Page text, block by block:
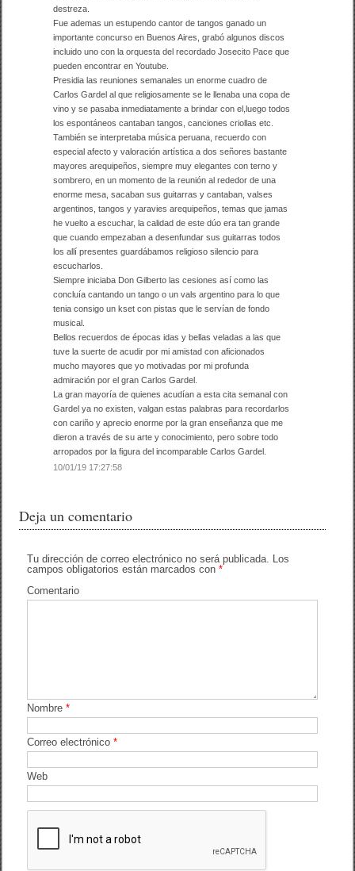
destreza.
Fue ademas un estupendo cantor de tangos ganado un
importante concurso en Buenos Aires, grabó algunos discos
incluido uno con la orquesta del recordado Josecito Pace que
pueden encontrar en Youtube.
Presidia las reuniones semanales un enorme cuadro de
Carlos Gardel al que religiosamente se le llenaba una copa de
vino y se pasaba inmediatamente a brindar con el,luego todos
los espontáneos cantaban tangos, canciones criollas etc.
También se interpretaba música peruana, recuerdo con
especial afecto y valoración artística a dos señores bastante
mayores arequipeños, siempre muy elegantes con terno y
sombrero, en un momento de la reunión al rededor de una
enorme mesa, sacaban sus guitarras y cantaban, valses
argentinos, tangos y yaravies arequipeños, temas que jamas
he vuelto a escuchar, la calidad de este dúo era tan grande
que cuando empezaban a desenfundar sus guitarras todos
los allí presentes guardábamos religioso silencio para
escucharlos.
Siempre iniciaba Don Gilberto las cesiones así como las
concluía cantando un tango o un vals argentino para lo que
tenia consigo un kset con pistas que le servían de fondo
musical.
Bellos recuerdos de épocas idas y bellas veladas a las que
tuve la suerte de acudir por mi amistad con aficionados
mucho mayores que yo motivadas por mi profunda
admiración por el gran Carlos Gardel.
La gran mayoría de quienes acudían a esta cita semanal con
Gardel ya no existen, valgan estas palabras para recordarlos
con cariño y aprecio enorme por la gran enseñanza que me
dieron a través de su arte y conocimiento, pero sobre todo
arropados por la figura del incomparable Carlos Gardel.
10/01/19 17:27:58
Deja un comentario
Tu dirección de correo electrónico no será publicada.
Los
campos obligatorios están marcados con*
Comentario
Nombre*
Correo electrónico*
Web